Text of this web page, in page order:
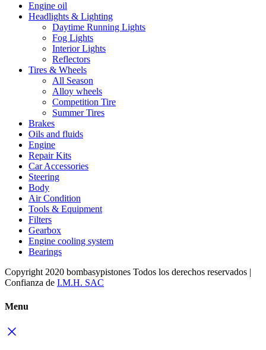
Engine oil
Headlights & Lighting
Daytime Running Lights
Fog Lights
Interior Lights
Reflectors
Tires & Wheels
All Season
Alloy wheels
Competition Tire
Summer Tires
Brakes
Oils and fluids
Engine
Repair Kits
Car Accessories
Steering
Body
Air Condition
Tools & Equipment
Filters
Gearbox
Engine cooling system
Bearings
Copyright 2020 bombasypistones Todos los derechos reservados |
Confianza de I.M.H. SAC
Menu